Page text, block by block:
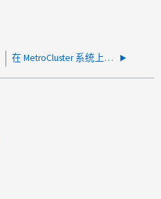
在 MetroCluster 系统上架子固件更新失败